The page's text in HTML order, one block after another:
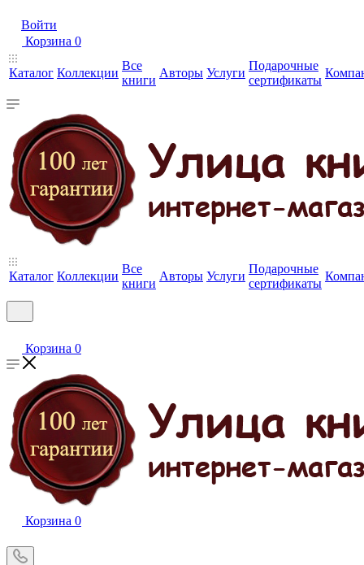
Войти
Корзина 0
Каталог Коллекции
Все
книги
Авторы Услуги
Подарочные
сертификаты
Каталог Коллекции
Все
книги
Авторы Услуги
Подарочные
сертификаты
Корзина 0
Корзина 0